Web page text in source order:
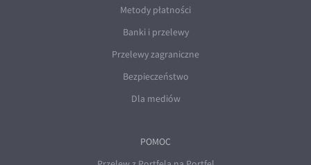
Metody płatności
Banki i przelewy
Przelewy zagraniczne
Bezpieczeństwo
Dla mediów
POMOC